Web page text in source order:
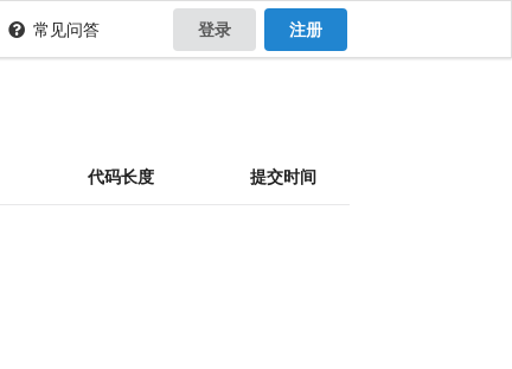
常见问答 登录 注册
代码长度 提交时间